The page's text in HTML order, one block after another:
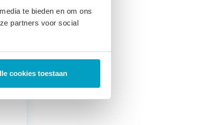
te bieden en om ons
partners voor social
cookies toestaan